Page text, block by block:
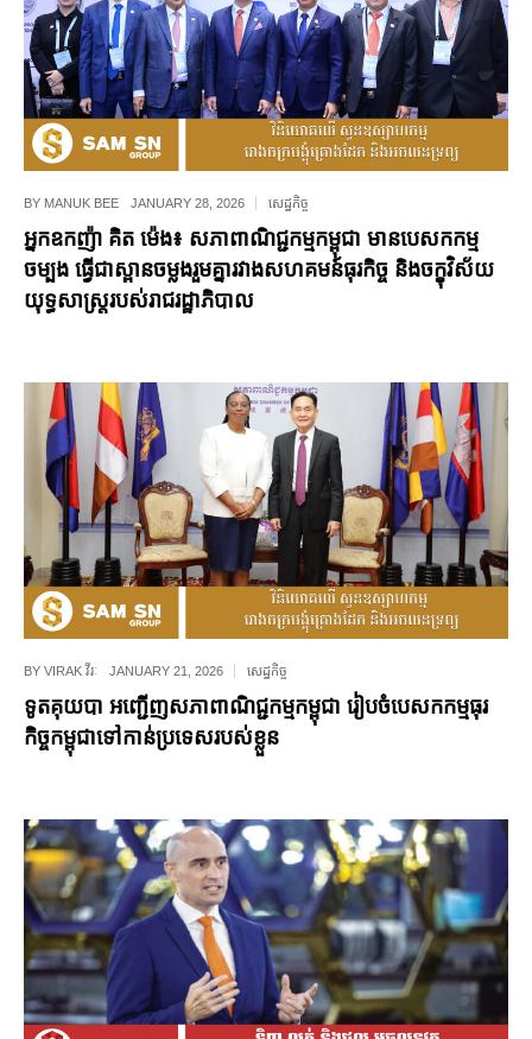
BY MANUK BEE JANUARY 28, 2026 សេដ្ឋកិច្ច
អ្នកឧកញ៉ា គិត ម៉េង៖ សភាពាណិជ្ជកម្មកម្ពុជា មានបេសកកម្ម
ចម្បង ធ្វើជាស្ពានចម្លងរួមគ្នារវាងសហគមន៍ធុរកិច្ច និងចក្ខុវិស័យ
យុទ្ធសាស្ត្ររបស់រាជរដ្ឋាភិបាល
BY VIRAK វីរៈ JANUARY 21, 2026 សេដ្ឋកិច្ច
ទូតគុយបា អញ្ជើញសភាពាណិជ្ជកម្មកម្ពុជា រៀបចំបេសកកម្មធុរ
កិច្ចកម្ពុជាទៅកាន់ប្រទេសរបស់ខ្លួន